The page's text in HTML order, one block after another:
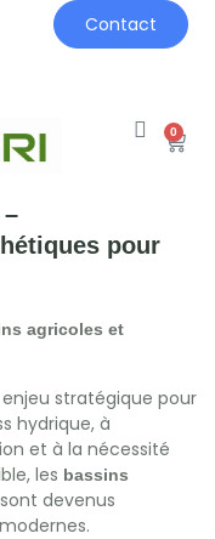
Contact
0
pour
agricoles et
enjeu stratégique pour
hydrique, à
et à la nécessité
les bassins
sont devenus